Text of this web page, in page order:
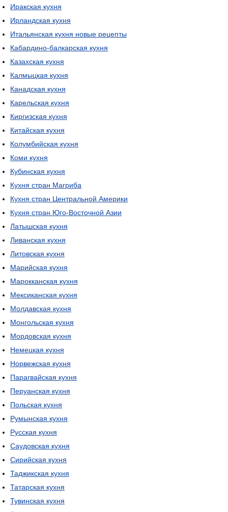
Иракская кухня
Ирландская кухня
Итальянская кухня новые рецепты
Кабардино-балкарская кухня
Казахская кухня
Калмыцкая кухня
Канадская кухня
Карельская кухня
Киргизская кухня
Китайская кухня
Колумбийская кухня
Коми кухня
Кубинская кухня
Кухня стран Магриба
Кухня стран Центральной Америки
Кухня стран Юго-Восточной Азии
Латышская кухня
Ливанская кухня
Литовская кухня
Марийская кухня
Марокканская кухня
Мексиканская кухня
Молдавская кухня
Монгольская кухня
Мордовская кухня
Немецкая кухня
Норвежская кухня
Парагвайская кухня
Перуанская кухня
Польская кухня
Румынская кухня
Русская кухня
Саудовская кухня
Сирийская кухня
Таджикская кухня
Татарская кухня
Тувинская кухня